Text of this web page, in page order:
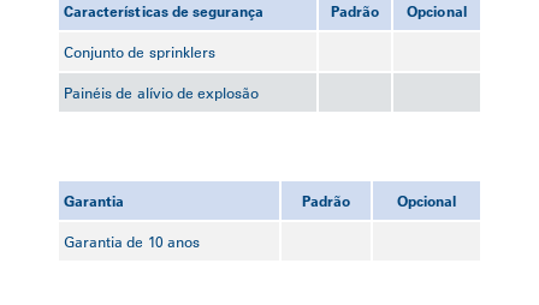
Características de segurança Padrão Opcional
Conjunto de sprinklers
Painéis de alívio de explosão
Garantia Padrão Opcional
Garantia de 10 anos